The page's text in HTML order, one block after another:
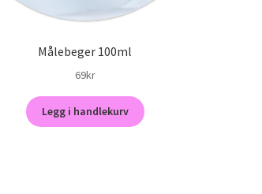
Målebeger 100ml
69kr
Legg i handlekurv